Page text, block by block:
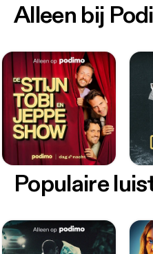
Alleen bij
Populaire